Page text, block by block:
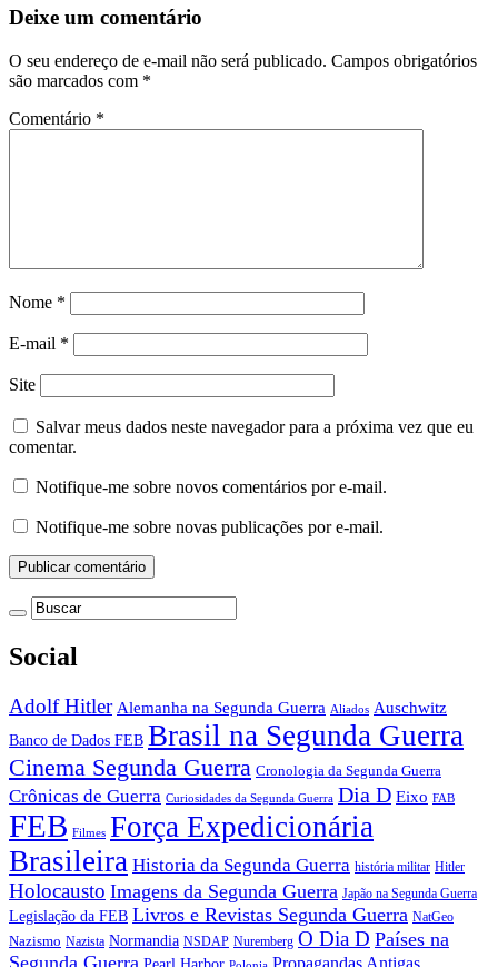
Deixe um comentário
O seu endereço de e-mail não será publicado. Campos obrigatórios
são marcados com *
Comentário *
Nome *
E-mail *
Site
Salvar meus dados neste navegador para a próxima vez que eu
comentar.
Notifique-me sobre novos comentários por e-mail.
Notifique-me sobre novas publicações por e-mail.
Social
Adolf Hitler Alemanha na Segunda Guerra Aliados Auschwitz
Banco de Dados FEB Brasil na Segunda Guerra
Cinema Segunda Guerra Cronologia da Segunda Guerra
Crônicas de Guerra Curiosidades da Segunda Guerra Dia D Eixo FAB
FEB Filmes Força Expedicionária
Brasileira Historia da Segunda Guerra história militar Hitler
Holocausto Imagens da Segunda Guerra Japão na Segunda Guerra
Legislação da FEB Livros e Revistas Segunda Guerra NatGeo
Nazismo Nazista Normandia NSDAP Nuremberg O Dia D Países na
Segunda Guerra Pearl Harbor Propagandas Antigas